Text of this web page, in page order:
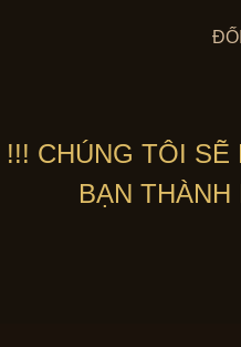
!!! CHÚNG TÔI
BẠN